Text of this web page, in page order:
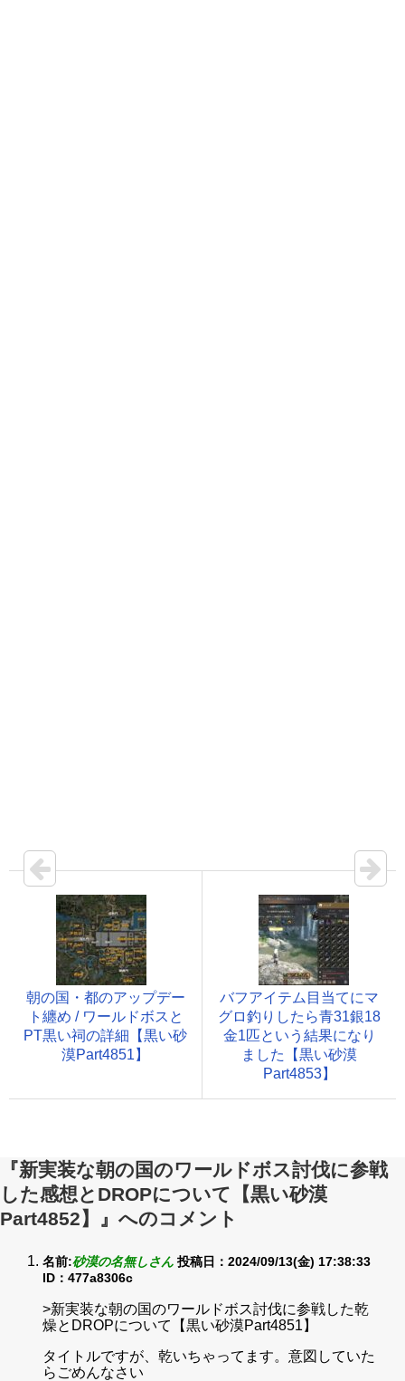
朝の国・都のアップデー
ト纏め / ワールドボスと
PT黒い祠の詳細【黒い砂
漠Part4851】
バフアイテム目当てにマ
グロ釣りしたら青31銀18
金1匹という結果になり
ました【黒い砂漠
Part4853】
『新実装な朝の国のワールドボス討伐に参戦
した感想とDROPについて【黒い砂漠
Part4852】』へのコメント
名前:砂漠の名無しさん 投稿日：2024/09/13(金) 17:38:33
ID：477a8306c
>新実装な朝の国のワールドボス討伐に参戦した乾
燥とDROPについて【黒い砂漠Part4851】
タイトルですが、乾いちゃってます。意図していた
らごめんなさい